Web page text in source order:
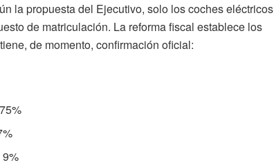
la propuesta del Ejecutivo, solo los coches eléctricos
de matriculación. La reforma fiscal establece los
de momento, confirmación oficial: